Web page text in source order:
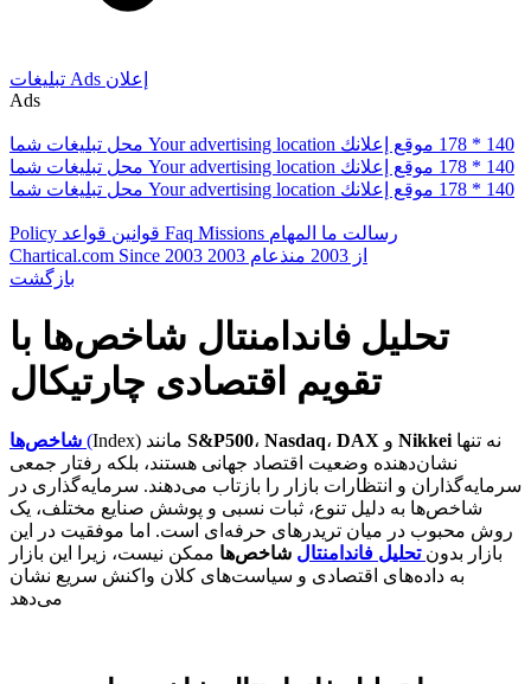
تبلیغات Ads إعلان
Ads
محل تبلیغات شما Your advertising location موقع إعلانك 178 * 140
محل تبلیغات شما Your advertising location موقع إعلانك 178 * 140
محل تبلیغات شما Your advertising location موقع إعلانك 178 * 140
Policy قوانین قواعد Faq Missions رسالت ما المهام
Chartical.com Since 2003 از 2003
منذعام 2003
بازگشت
تحلیل فاندامنتال شاخص‌ها با
تقویم اقتصادی چارتیکال
شاخص‌ها ( S&P500، Nasdaq، DAX Nikkeiنه تنها
نشان‌دهنده وضعیت اقتصاد جهانی هستند، بلکه رفتار جمعی
سرمایه‌گذاران و انتظارات بازار را بازتاب می‌دهند. سرمایه‌گذاری در
شاخص‌ها به دلیل تنوع، ثبات نسبی و پوشش صنایع مختلف، یک
روش محبوب در میان تریدرهای حرفه‌ای است. اما موفقیت در این
بازار بدون تحلیل فاندامنتال شاخص‌ها ممکن نیست، زیرا این بازار
به داده‌های اقتصادی و سیاست‌های کلان واکنش سریع نشان
می‌دهد